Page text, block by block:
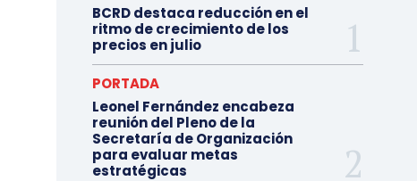
BCRD destaca reducción en el
ritmo de crecimiento de los
precios en julio
PORTADA
Leonel Fernández encabeza
reunión del Pleno de la
Secretaría de Organización
para evaluar metas
estratégicas